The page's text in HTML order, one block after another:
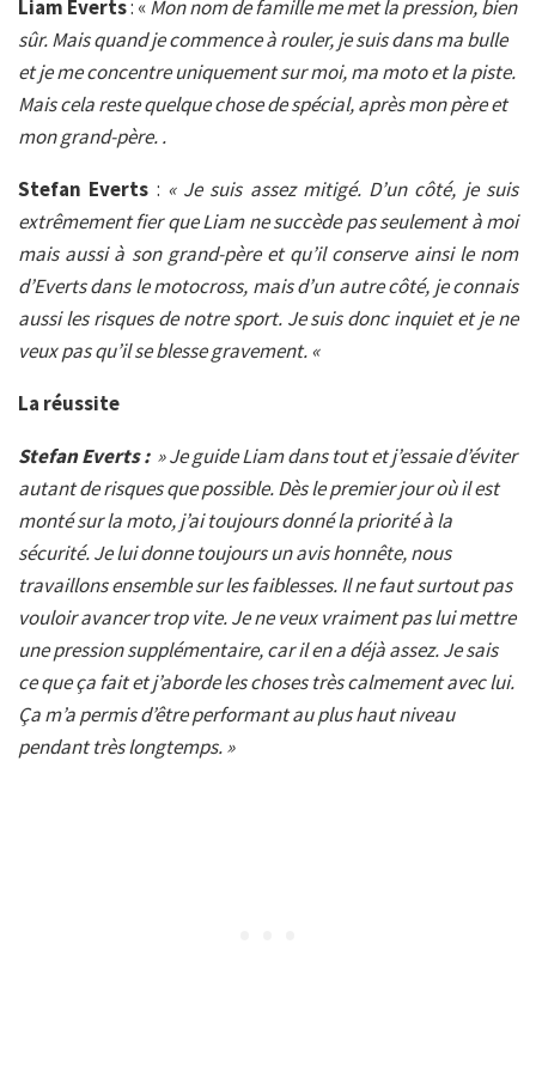
Liam Everts: «Mon nom de famille me met la pression, bien
sûr. Mais quand je commence à rouler, je suis dans ma bulle
et je me concentre uniquement sur moi, ma moto et la piste.
Mais cela reste quelque chose de spécial, après mon père et
mon grand-père. .
Stefan Everts : « Je suis assez mitigé. D’un côté, je suis
extrêmement fier que Liam ne succède pas seulement à moi
mais aussi à son grand-père et qu’il conserve ainsi le nom
d’Everts dans le motocross, mais d’un autre côté, je connais
aussi les risques de notre sport. Je suis donc inquiet et je ne
veux pas qu’il se blesse gravement. «
La réussite
Stefan Everts :» Je guide Liam dans tout et j’essaie d’éviter
autant de risques que possible. Dès le premier jour où il est
monté sur la moto, j’ai toujours donné la priorité à la
sécurité. Je lui donne toujours un avis honnête, nous
travaillons ensemble sur les faiblesses. Il ne faut surtout pas
vouloir avancer trop vite. Je ne veux vraiment pas lui mettre
une pression supplémentaire, car il en a déjà assez. Je sais
ce que ça fait et j’aborde les choses très calmement avec lui.
Ça m’a permis d’être performant au plus haut niveau
pendant très longtemps. »